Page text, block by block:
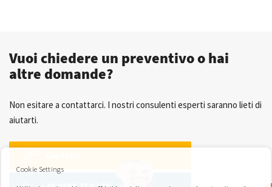
Vuoi chiedere un preventivo o hai
altre domande?
Non esitare a contattarci. I nostri consulenti esperti saranno lieti di
aiutarti.
Cookie Settings